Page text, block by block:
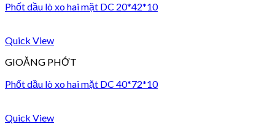
Phốt dầu lò xo hai mặt DC 20*42*10
Quick View
GIOĂNG PHỚT
Phốt dầu lò xo hai mặt DC 40*72*10
Quick View